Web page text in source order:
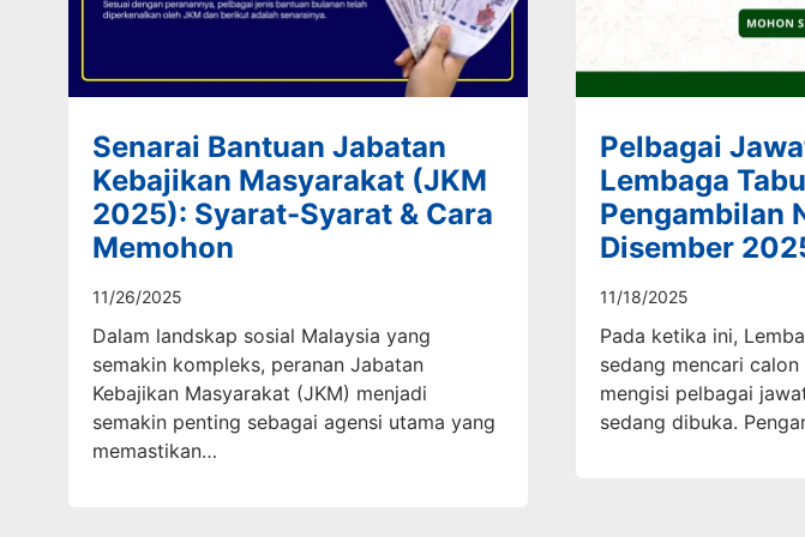
Senarai Bantuan Jabatan
Kebajikan Masyarakat (JKM
2025): Syarat-Syarat & Cara
Memohon
11/26/2025
Dalam landskap sosial Malaysia yang
semakin kompleks, peranan Jabatan
Kebajikan Masyarakat (JKM) menjadi
semakin penting sebagai agensi utama yang
memastikan…
Pelbagai
Lembaga
Pengambilan
Disember
11/18/2025
Pada ketika ini,
sedang mencari
mengisi pelbagai
sedang dibuka.